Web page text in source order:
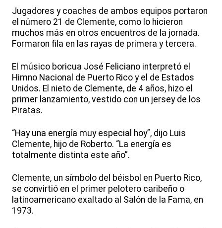
Jugadores y coaches de ambos equipos portaron
el número 21 de Clemente, como lo hicieron
muchos más en otros encuentros de la jornada.
Formaron fila en las rayas de primera y tercera.
El músico boricua José Feliciano interpretó el
Himno Nacional de Puerto Rico y el de Estados
Unidos. El nieto de Clemente, de 4 años, hizo el
primer lanzamiento, vestido con un jersey de los
Piratas.
“Hay una energía muy especial hoy”, dijo Luis
Clemente, hijo de Roberto. “La energía es
totalmente distinta este año”.
Clemente, un símbolo del béisbol en Puerto Rico,
se convirtió en el primer pelotero caribeño o
latinoamericano exaltado al Salón de la Fama, en
1973.